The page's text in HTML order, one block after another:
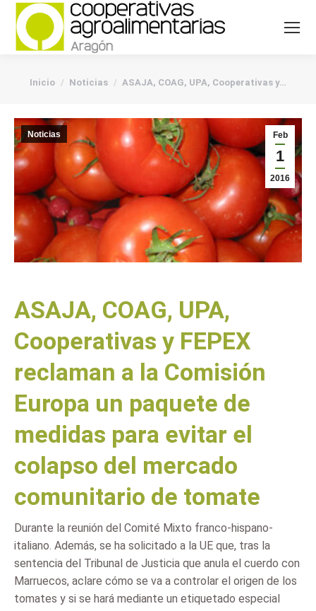
You are here:
Inicio Noticias ASAJA, COAG, UPA, Cooperativas y…
Feb
1
2016
Noticias
ASAJA, COAG, UPA,
Cooperativas y FEPEX
reclaman a la Comisión
Europa un paquete de
medidas para evitar el
colapso del mercado
comunitario de tomate
Durante la reunión del Comité Mixto franco-hispano-
italiano. Además, se ha solicitado a la UE que, tras la
sentencia del Tribunal de Justicia que anula el cuerdo con
Marruecos, aclare cómo se va a controlar el origen de los
tomates y si se hará mediante un etiquetado especial